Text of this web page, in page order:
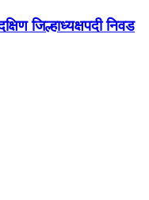
जिल्हाध्यक्षपदी निवड